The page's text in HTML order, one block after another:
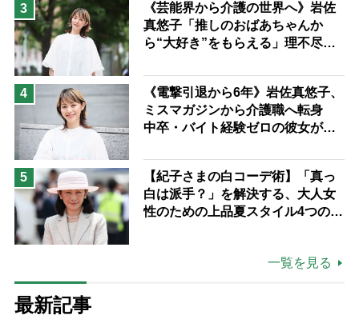
3
《芸能界から介護の世界へ》岩佐
真悠子「推しのおばあちゃんか
ら“大好き”をもらえる」理不尽さ
場は「愛おしい」
4
《電撃引退から6年》岩佐真悠子、
ミスマガジンから介護職へ転身
中卒・バイト経験ゼロの彼女が見
ながら自分らしくいられる」
5
【紀子さまの白コーデ術】「真っ
白は派手？」を解決する、大人女
性のための上品夏スタイル4つのコ
一覧を見る
最新記事